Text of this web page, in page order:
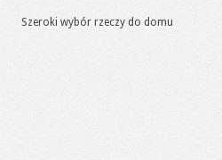
Szeroki wybór rzeczy do domu